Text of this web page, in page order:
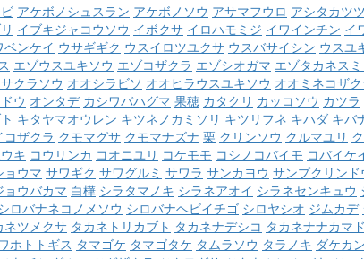
アケボノシュスラン アケボノソウ アサマフウロ アシタカツ
イブキジャコウソウ イボクサ イロハモミジ イワインチン イ
ベンケイ ウサギギク ウスイロツユクサ ウスバサイシン ウスユ
エゾウスユキソウ エゾコザクラ エゾシオガマ エゾタカネス
クラソウ オオシラビソ オオヒラウスユキソウ オオミネコザク
ウ オンタデ カシワバハグマ 果穂 カタクリ カッコソウ カツラ
キタヤマオウレン キツネノカミソリ キツリフネ キハダ キバ
コザクラ クモマグサ クモマナズナ 栗 クリンソウ クルマユリ
キ コウリンカ コオニユリ コケモモ コシノコバイモ コバイケ
ョウマ サワギク サワグルミ サワラ サンカヨウ サンプクリンド
ョウバカマ 白樺 シラタマノキ シラネアオイ シラネセンキュウ
ロバナネコノメソウ シロバナヘビイチゴ シロヤシオ ジムカデ
ネツメクサ タカネトリカブト タカネナデシコ タカネナナカマド
ホトトギス タマゴケ タマゴタケ タムラソウ タラノキ ダケカ